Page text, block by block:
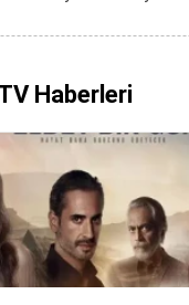
Haberleri